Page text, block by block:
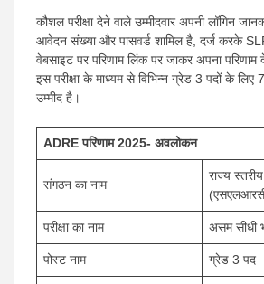
कौशल परीक्षा देने वाले उम्मीदवार अपनी लॉगिन
आवेदन संख्या और पासवर्ड शामिल है, दर्ज करके
वेबसाइट पर परिणाम लिंक पर जाकर अपना
इस परीक्षा के माध्यम से विभिन्न ग्रेड 3 पदों के
उम्मीद है।
ADRE परिणाम 2025- अवलोकन
संगठन का नाम
राज्य
परीक्षा का नाम असम सीधी
पोस्ट नाम ग्रेड 3 पद